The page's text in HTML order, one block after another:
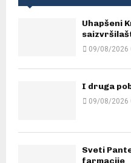
Uhapšeni
09/08/2026
I druga
09/08/2026
Sveti
farmacije